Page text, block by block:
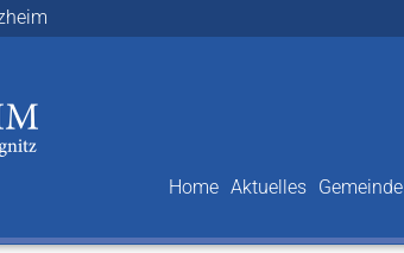
Home Aktuelles Gemeinde